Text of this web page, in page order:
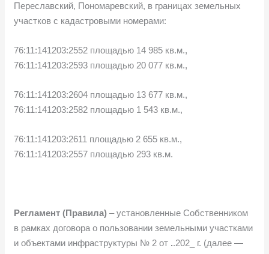
Переславский, Пономаревский, в границах земельных
участков с кадастровыми номерами:
76:11:141203:2552 площадью 14 985 кв.м.,
76:11:141203:2593 площадью 20 077 кв.м.,
76:11:141203:2604 площадью 13 677 кв.м.,
76:11:141203:2582 площадью 1 543 кв.м.,
76:11:141203:2611 площадью 2 655 кв.м.,
76:11:141203:2557 площадью 293 кв.м.
Регламент (Правила)– установленные Собственником
в рамках договора о пользовании земельными участками
и объектами инфраструктуры № 2 от ..202_ г. (далее —